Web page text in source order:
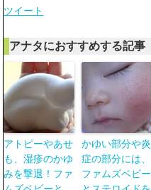
ツイート
アナタにおすすめする記事
アトピーやあせ
も、湿疹のかゆ
みを撃退！ファ
かゆい部分や炎
症の部分には、
ファムズベビー